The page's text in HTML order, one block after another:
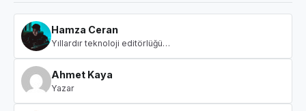
Hamza Ceran
Yıllardır teknoloji editörlüğü…
Ahmet Kaya
Yazar